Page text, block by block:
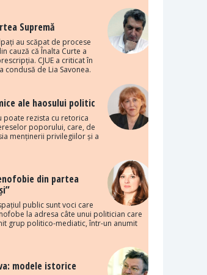
Supremă
au scăpat de procese
cauză că Înalta Curte a
CJUE a criticat în
condusă de Lia Savonea.
ale haosului politic
poate rezista cu retorica
poporului, care, de
menținerii privilegiilor și a
din partea
public sunt voci care
la adresa câte unui politician care
grup politico-mediatic, într-un anumit
modele istorice